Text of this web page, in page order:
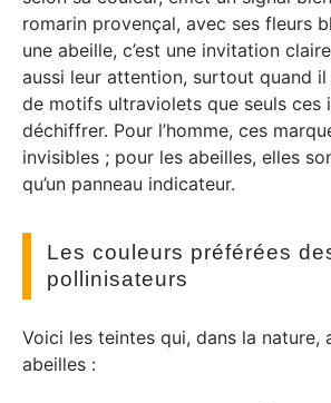
romarin provençal, avec ses fleurs
une abeille, c’est une invitation
aussi leur attention, surtout quand il
de motifs ultraviolets que seuls ces
déchiffrer. Pour l’homme, ces
invisibles ; pour les abeilles, elles
qu’un panneau indicateur.
Les couleurs préférées
pollinisateurs
Voici les teintes qui, dans la nature,
abeilles :